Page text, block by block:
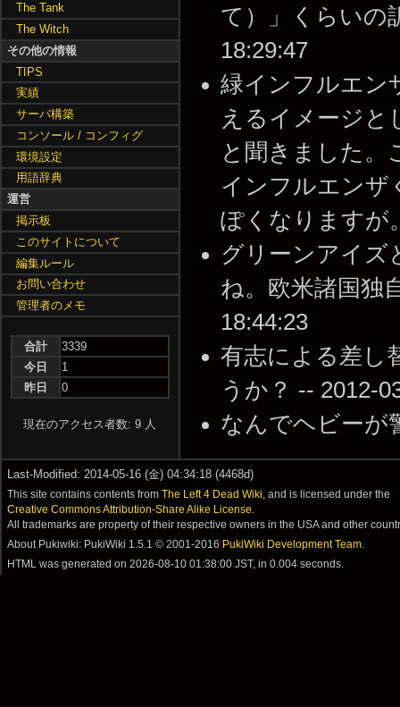
て）」くらいの
18:29:47
緑インフルエン
えるイメージと
と聞きました。
インフルエンザ
ぽくなりますが
グリーンアイズ
ね。欧米諸国独
18:44:23
有志による差し
うか？ -- 2012-
なんでヘビーが
The Tank
The Witch
その他の情報
TIPS
実績
サーバ構築
コンソール / コンフィグ
環境設定
用語辞典
運営
掲示板
このサイトについて
編集ルール
お問い合わせ
管理者のメモ
合計
3339
今日
1
昨日
0
現在のアクセス者数: 9 人
Last-Modified: 2014-05-16 (金) 04:34:18 (4468d)
This site contains contents from The Left 4 Dead Wiki , and is licensed under the
Creative Commons Attribution-Share Alike License
All trademarks are property of their respective owners in the USA and other
About Pukiwiki: PukiWiki 1.5.1 © 2001-2016 PukiWiki Development Team
HTML was generated on2026-08-10 01:38:00 JST, in 0.004 seconds.